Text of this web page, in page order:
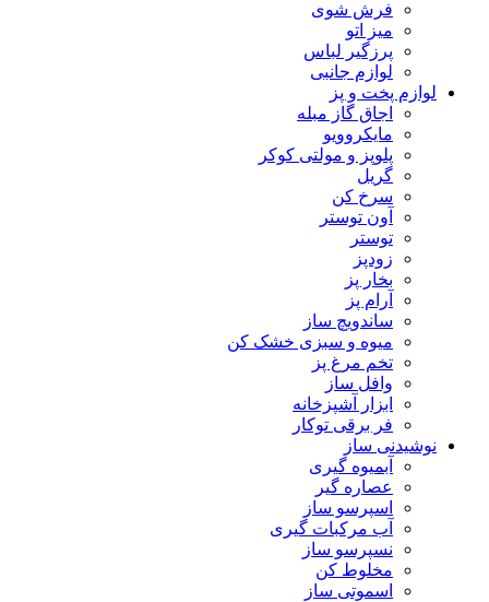
فرش شوی
میز اتو
پرزگیر لباس
لوازم جانبی
لوازم پخت و پز
اجاق گاز مبله
مایکروویو
پلوپز و مولتی کوکر
گریل
سرخ کن
آون توستر
توستر
زودپز
بخار پز
آرام پز
ساندویچ ساز
میوه و سبزی خشک کن
تخم مرغ پز
وافل ساز
ابزار آشپزخانه
فر برقی توکار
نوشیدنی ساز
آبمیوه گیری
عصاره گیر
اسپرسو ساز
آب مرکبات گیری
نسپرسو ساز
مخلوط کن
اسموتی ساز